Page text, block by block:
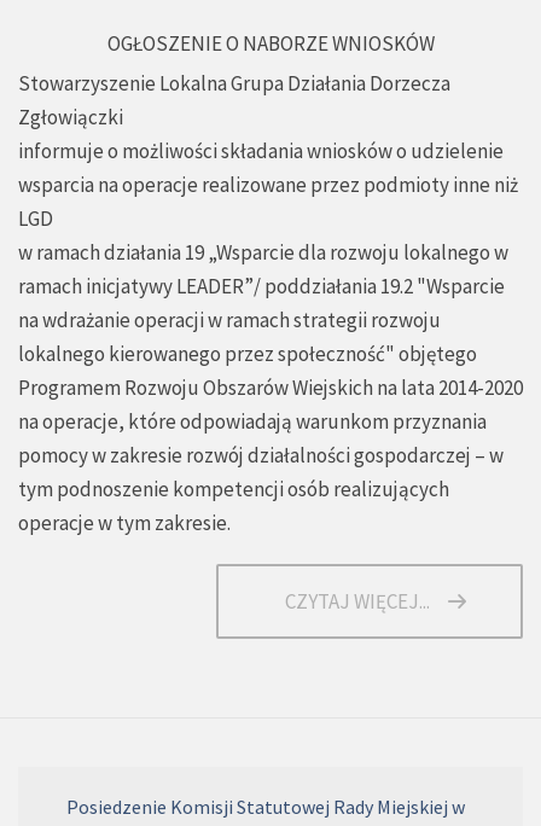
OGŁOSZENIE O NABORZE WNIOSKÓW
Stowarzyszenie Lokalna Grupa Działania Dorzecza
Zgłowiączki
informuje o możliwości składania wniosków o udzielenie
wsparcia na operacje realizowane przez podmioty inne niż
LGD
w ramach działania 19 „Wsparcie dla rozwoju lokalnego w
ramach inicjatywy LEADER”/ poddziałania 19.2 "Wsparcie
na wdrażanie operacji w ramach strategii rozwoju
lokalnego kierowanego przez społeczność" objętego
Programem Rozwoju Obszarów Wiejskich na lata 2014-2020
na operacje, które odpowiadają warunkom przyznania
pomocy w zakresie rozwój działalności gospodarczej – w
tym podnoszenie kompetencji osób realizujących
operacje w tym zakresie.
CZYTAJ WIĘCEJ...
Posiedzenie Komisji Statutowej Rady Miejskiej w